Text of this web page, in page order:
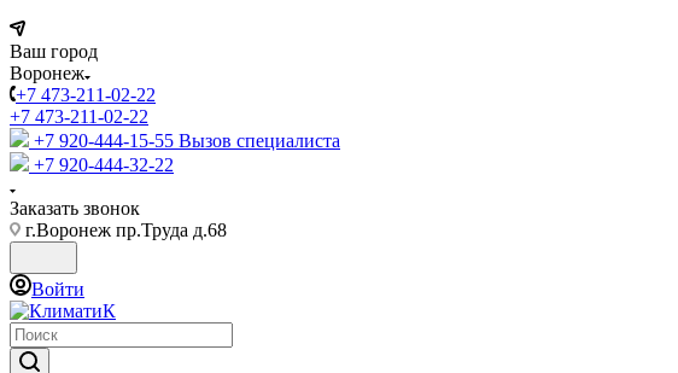
Ваш город
Воронеж
+7 473-211-02-22
+7 473-211-02-22
+7 920-444-15-55 Вызов специалиста
+7 920-444-32-22
Заказать звонок
г.Воронеж пр.Труда д.68
Войти